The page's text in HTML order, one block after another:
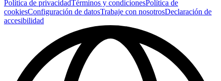
Política de privacidadTérminos y condicionesPolítica de
cookiesConfiguración de datosTrabaje con nosotrosDeclaración de
accesibilidad